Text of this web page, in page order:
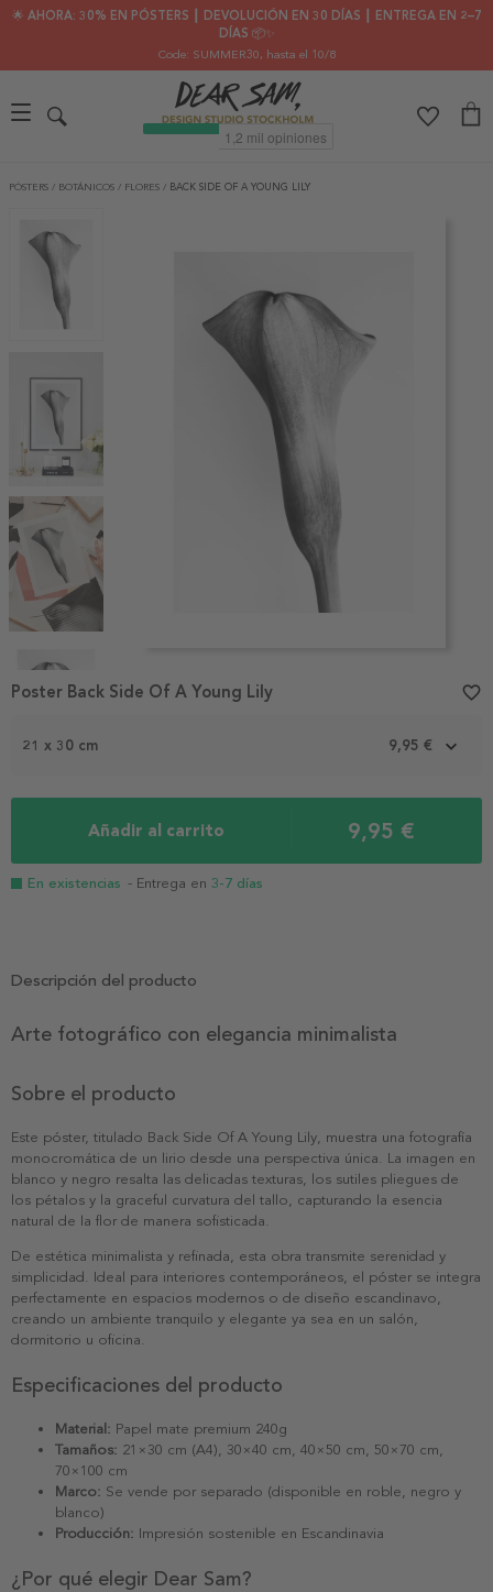
🌟 AHORA: 30% EN PÓSTERS ┃ DEVOLUCIÓN EN 30 DÍAS ┃ ENTREGA EN 2–7
DÍAS 📦✨
Code: SUMMER30, hasta el 10/8
PÓSTERS / BOTÁNICOS / FLORES / BACK SIDE OF A YOUNG LILY
1
21 x 30 cm 9,95 €
Añadir al carrito 9,95 €
En existencias - Entrega en 3-7 días
Poster Back Side Of A Young Lily favorite_border
Descripción del producto
Arte fotográfico con elegancia minimalista
Sobre el producto
Este póster, titulado Back Side Of A Young Lily, muestra una fotografía
monocromática de un lirio desde una perspectiva única. La imagen en
blanco y negro resalta las delicadas texturas, los sutiles pliegues de
los pétalos y la graceful curvatura del tallo, capturando la esencia
natural de la flor de manera sofisticada.
De estética minimalista y refinada, esta obra transmite serenidad y
simplicidad. Ideal para interiores contemporáneos, el póster se integra
perfectamente en espacios modernos o de diseño escandinavo,
creando un ambiente tranquilo y elegante ya sea en un salón,
dormitorio u oficina.
Especificaciones del producto
Material: Papel mate premium 240g
Tamaños: 21×30 cm (A4), 30×40 cm, 40×50 cm, 50×70 cm,
70×100 cm
Marco: Se vende por separado (disponible en roble, negro y
blanco)
Producción: Impresión sostenible en Escandinavia
¿Por qué elegir Dear Sam?